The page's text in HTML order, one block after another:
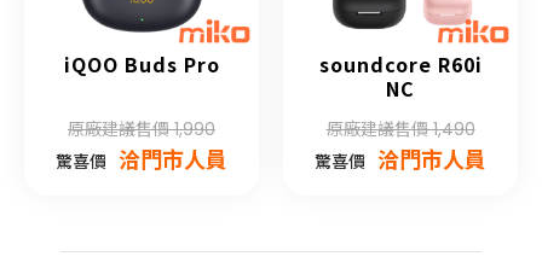
iQOO Buds Pro
原廠建議售價 1,990
驚喜價 洽門市人員
soundcore R60i
NC
原廠建議售價 1,490
驚喜價 洽門市人員